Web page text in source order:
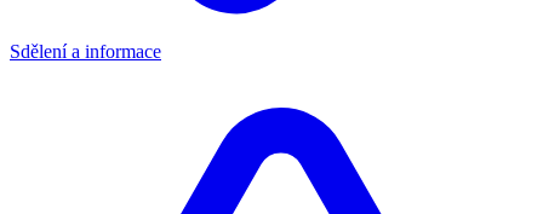
Sdělení a informace